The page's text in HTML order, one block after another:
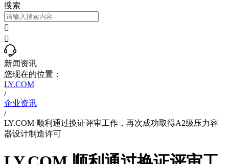
搜索


新闻资讯
您现在的位置：
LY.COM
/
企业资讯
/
LY.COM 顺利通过换证评审工作，再次成功取得A2级压力容
器设计制造许可